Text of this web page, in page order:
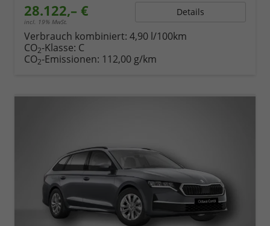
28.122,– €
incl. 19% MwSt.
Details
Verbrauch kombiniert: 4,90 l/100km
CO2-Klasse: C
CO2-Emissionen: 112,00 g/km